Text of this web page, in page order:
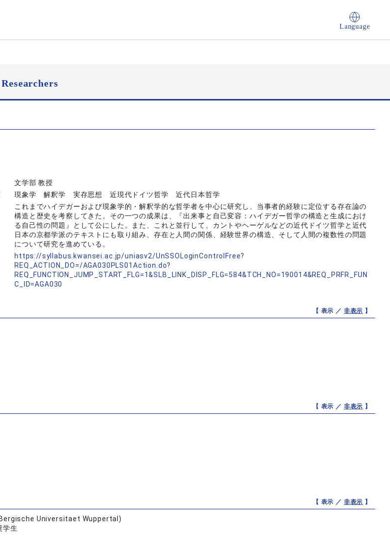
Language
文学部 教授
現象学 解釈学 実存思想 近現代ドイツ哲学 近代日本哲学
これまでハイデガーおよび現象学的・解釈学的な哲学者を中心に研究し、当事者的経験に定位する存在論の
構造と歴史を考察してきた。その一つの成果は、『出来事と自己変容：ハイデガー哲学の構造と生成におけ
る自己性の問題』として公にした。また、これと並行して、カントやヘーゲルなどの近代ドイツ哲学と近代
日本の京都学派のテキストにも取り組み、存在と人間の関係、経験世界の構造、そして人間の複数性の問題
について研究を進めている。
https://syllabus.kwansei.ac.jp/uniasv2/UnSSOLoginControlFree?
REQ_ACTION_DO=/AGA030PLS01Action.do?
REQ_FUNCTION_JUMP_START_FLG=1&SLB_LINK_DISP_FLG=584&TCH_NO=190014&REQ_PRFR_FUN
C_ID=AGA030
【 表示 ／ 非表示 】
【 表示 ／ 非表示 】
【 表示 ／ 非表示 】
Universitaet Wuppertal)
学生